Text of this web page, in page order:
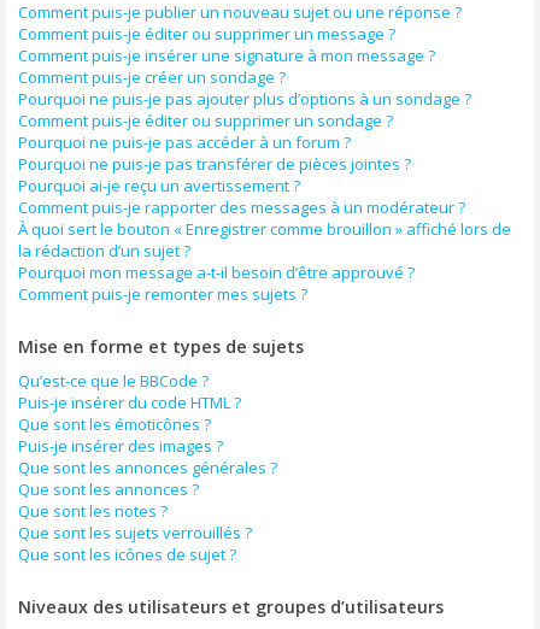
Comment puis-je publier un nouveau sujet ou une réponse ?
Comment puis-je éditer ou supprimer un message ?
Comment puis-je insérer une signature à mon message ?
Comment puis-je créer un sondage ?
Pourquoi ne puis-je pas ajouter plus d’options à un sondage ?
Comment puis-je éditer ou supprimer un sondage ?
Pourquoi ne puis-je pas accéder à un forum ?
Pourquoi ne puis-je pas transférer de pièces jointes ?
Pourquoi ai-je reçu un avertissement ?
Comment puis-je rapporter des messages à un modérateur ?
À quoi sert le bouton « Enregistrer comme brouillon » affiché lors de
la rédaction d’un sujet ?
Pourquoi mon message a-t-il besoin d’être approuvé ?
Comment puis-je remonter mes sujets ?
Mise en forme et types de sujets
Qu’est-ce que le BBCode ?
Puis-je insérer du code HTML ?
Que sont les émoticônes ?
Puis-je insérer des images ?
Que sont les annonces générales ?
Que sont les annonces ?
Que sont les notes ?
Que sont les sujets verrouillés ?
Que sont les icônes de sujet ?
Niveaux des utilisateurs et groupes d’utilisateurs